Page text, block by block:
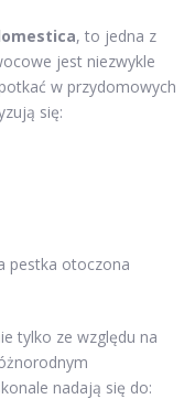
, to jedna z
jest niezwykle
w przydomowych
się:
pestka otoczona
tylko ze względu na
nadają się do: